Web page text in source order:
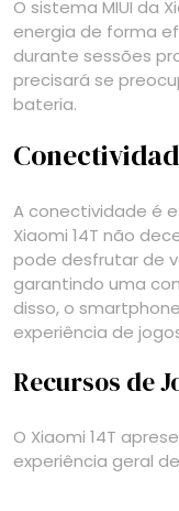
O sistema MIUI da
energia de forma
durante sessões
precisará se
bateria.
A conectividade é
Xiaomi 14T não
pode desfrutar de
garantindo uma
disso, o
experiência de
Recursos de
O Xiaomi 14T
experiência geral